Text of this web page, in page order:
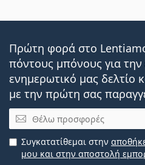
Πρώτη φορά στο
πόντους μπόνους για
ενημερωτικό μας δελτίο
με την πρώτη σας
Email
Συγκατατίθεμαι στην
μου και στην αποστολή